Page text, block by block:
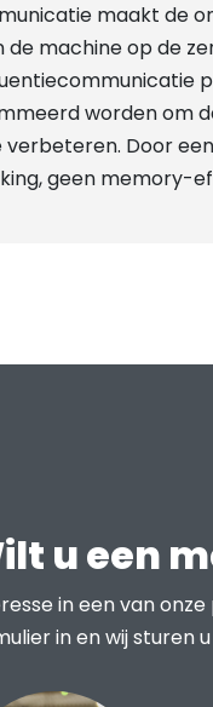
maakt de
de machine op de
worden om
verbeteren. Door
geen memory-
u een
in een van
in en wij sturen